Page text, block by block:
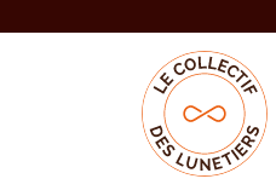
Opticien
le
collectif
des
lunetiers